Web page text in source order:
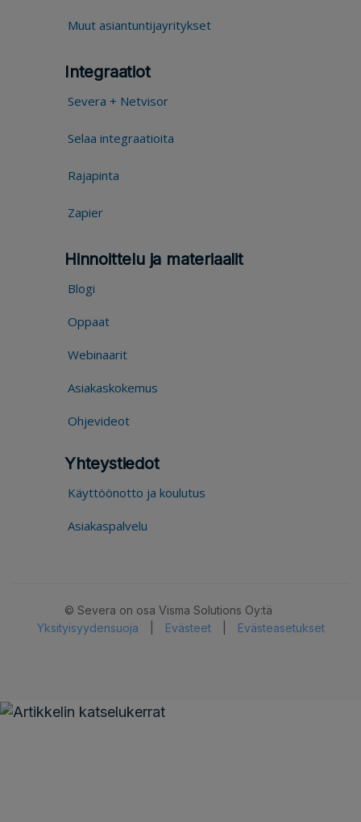
Muut asiantuntijayritykset
Integraatiot
Severa + Netvisor
Selaa integraatioita
Rajapinta
Zapier
Hinnoittelu ja materiaalit
Blogi
Oppaat
Webinaarit
Asiakaskokemus
Ohjevideot
Yhteystiedot
Käyttöönotto ja koulutus
Asiakaspalvelu
© Severa on osa Visma Solutions Oy:tä
Yksityisyydensuoja
Evästeet Evästeasetukset